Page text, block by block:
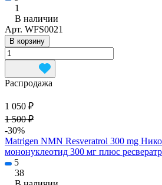
1
В наличии
Арт. WFS0021
В корзину
Распродажа
1 050 ₽
1 500 ₽
-30%
Matrigen NMN Resveratrol 300 mg
мононуклеотид 300 мг плюс
5
38